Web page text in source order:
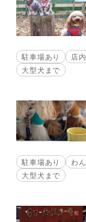
駐車場あり 店
大型犬まで
駐車場あり わ
大型犬まで